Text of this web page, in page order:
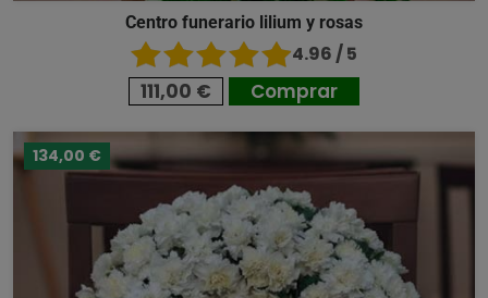
Centro funerario lilium y rosas
4.96 / 5
111,00 € Comprar
134,00 €